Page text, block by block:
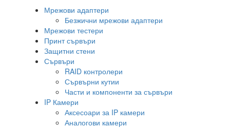
Мрежови адаптери
Безжични мрежови адаптери
Мрежови тестери
Принт сървъри
Защитни стени
Сървъри
RAID контролери
Сървърни кутии
Части и компоненти за сървъри
IP Камери
Аксесоари за IP камери
Аналогови камери